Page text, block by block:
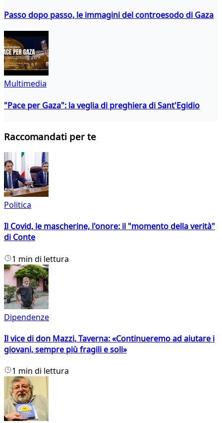
Passo dopo passo, le immagini del controesodo di Gaza
Multimedia
"Pace per Gaza": la veglia di preghiera di Sant'Egidio
Raccomandati per te
Politica
Il Covid, le mascherine, l'onore: il "momento della verità"
di Conte
1 min di lettura
Dipendenze
Il vice di don Mazzi, Taverna: «Continueremo ad aiutare i
giovani, sempre più fragili e soli»
1 min di lettura